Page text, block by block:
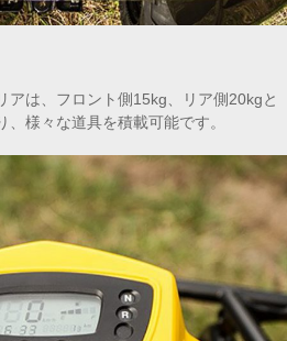
アは、フロント側15kg、リア側20kgと
様々な道具を積載可能です。